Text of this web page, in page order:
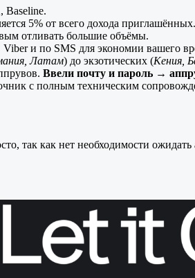
Baseline.
5% от всего дохода приглашённых.
отливать большие объёмы.
и по SMS для экономии вашего
Латам) до экзотических (Кения,
Ввели почту и пароль →
с полным техническим
так как нет необходимости